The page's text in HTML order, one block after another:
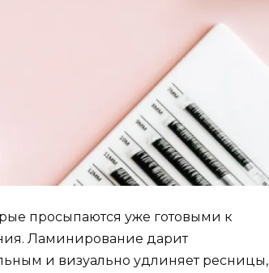
просыпаются уже готовыми к
Ламинирование дарит
и визуально удлиняет ресницы,